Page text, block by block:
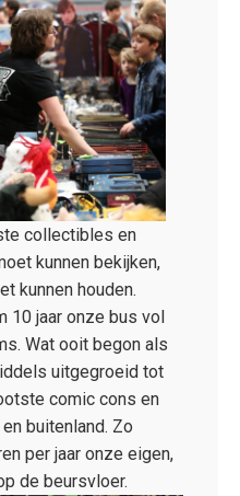
collectibles en
kunnen bekijken,
kunnen houden.
10 jaar onze bus vol
Wat ooit begon als
uitgegroeid tot
comic cons en
buitenland. Zo
per jaar onze eigen,
de beursvloer.